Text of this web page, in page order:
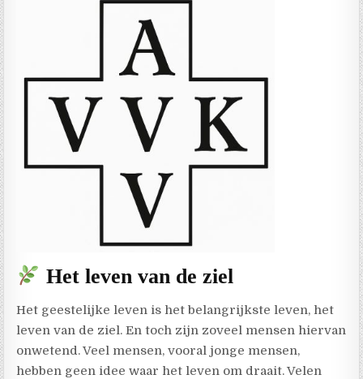
Het leven van de ziel
Het geestelijke leven is het belangrijkste leven, het
leven van de ziel. En toch zijn zoveel mensen hiervan
onwetend. Veel mensen, vooral jonge mensen,
hebben geen idee waar het leven om draait. Velen